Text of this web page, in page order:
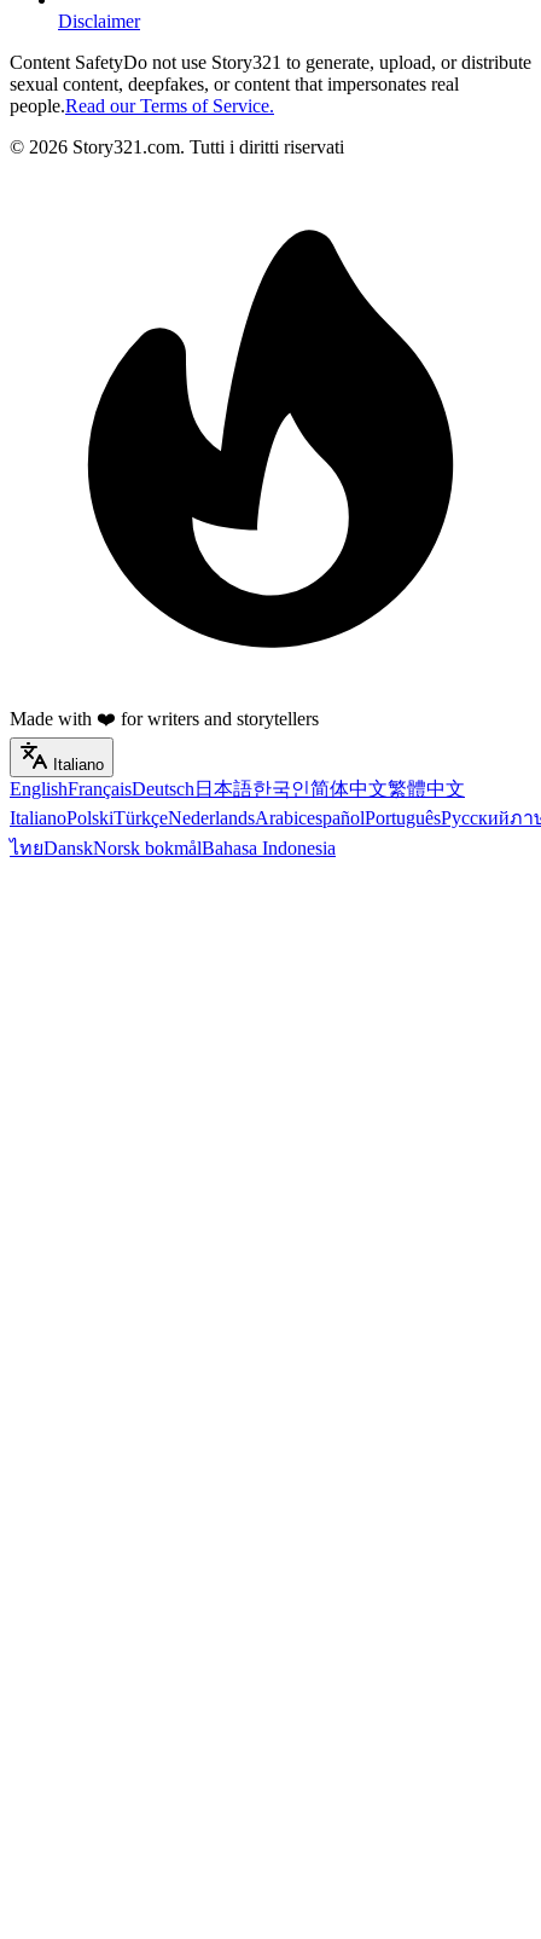
Disclaimer
Content SafetyDo not use Story321 to generate, upload, or distribute
sexual content, deepfakes, or content that impersonates real
people.Read our Terms of Service.
© 2026 Story321.com. Tutti i diritti riservati
Made with ❤️ for writers and storytellers
Italiano
EnglishFrançaisDeutsch 日本語한국인简体中文繁體中文
ItalianoPolskiTürkçeNederlandsArabicespañolPortuguêsРусскийภา
ไทยDanskNorsk bokmålBahasa Indonesia